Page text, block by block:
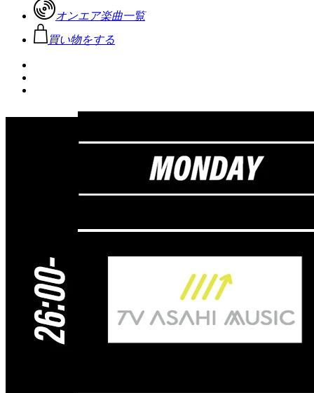
オンエア楽曲一覧
買い物をする